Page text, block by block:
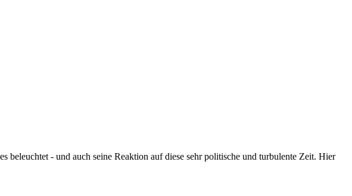
- und auch seine Reaktion auf diese sehr politische und turbulente Zeit. Hier